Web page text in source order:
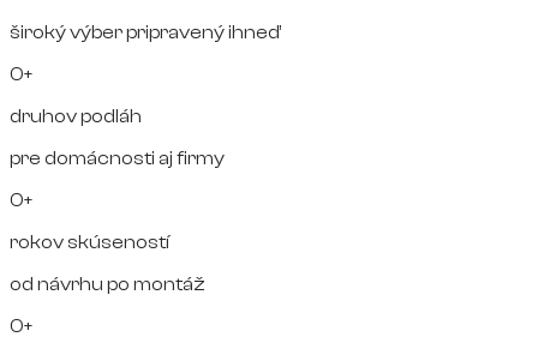
široký výber pripravený ihneď
0+
druhov podláh
pre domácnosti aj firmy
0+
rokov skúseností
od návrhu po montáž
0+